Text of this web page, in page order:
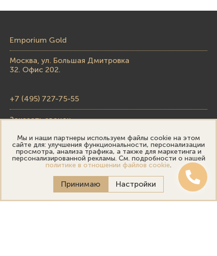
Emporium Gold
Москва, ул. Большая Дмитровка
32. Офис 202.
+7 (495) 727-75-55
Заказать звонок
skupka@emporiumgold.com
sale@emporiumgold.com
Режим работы:
Пн-Пт: 10:00–20:00
Мы и наши партнеры используем файлы cookie на этом
сайте для: улучшения функциональности, персонализации
просмотра, анализа трафика, а также для маркетинга и
персонализированной рекламы. См. подробности о нашей
политике в отношении файлов cookie.
Принимаю Настройки